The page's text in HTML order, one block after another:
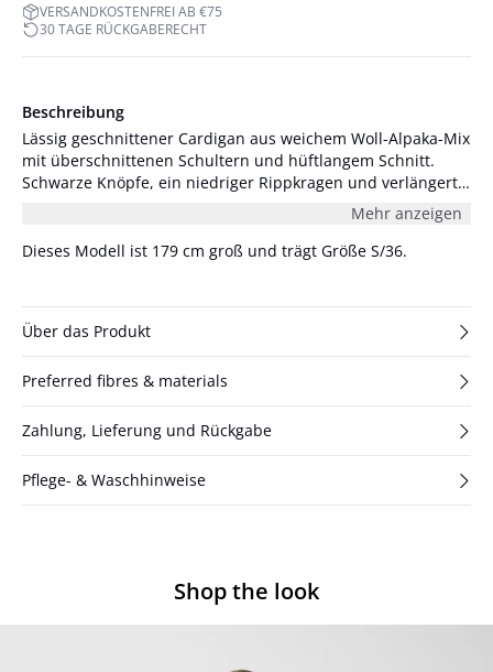
VERSANDKOSTENFREI AB €75
30 TAGE RÜCKGABERECHT
Beschreibung
Lässig geschnittener Cardigan aus weichem Woll-Alpaka-Mix
mit überschnittenen Schultern und hüftlangem Schnitt.
Schwarze Knöpfe, ein niedriger Rippkragen und verlängerte
Ärmel sorgen für einen gemütlichen, entspannten Look. Das
Mehr anzeigen
Dieses Modell ist 179 cm groß und trägt Größe S/36.
Über das Produkt
Preferred fibres & materials
Zahlung, Lieferung und Rückgabe
Pflege- & Waschhinweise
Shop the look